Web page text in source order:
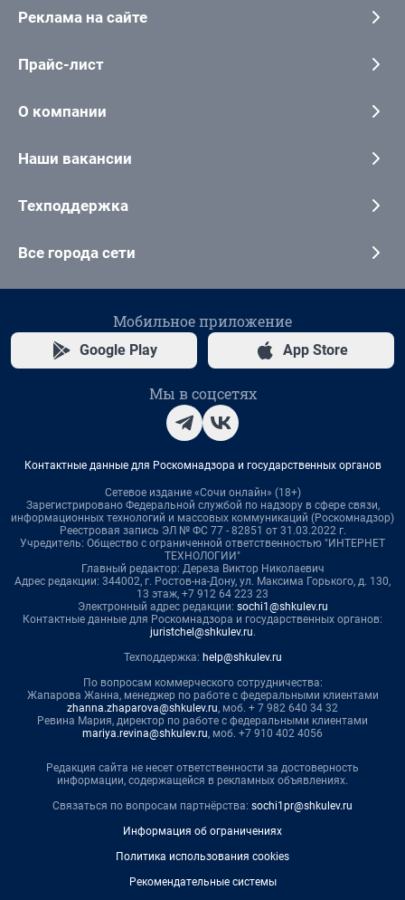
Реклама на сайте
Прайс-лист
О компании
Наши вакансии
Техподдержка
Все города сети
Мобильное приложение
Google Play App Store
Мы в соцсетях
Контактные данные для Роскомнадзора и государственных органов
Сетевое издание «Сочи онлайн» (18+)
Зарегистрировано Федеральной службой по надзору в сфере связи,
информационных технологий и массовых коммуникаций (Роскомнадзор)
Реестровая запись ЭЛ № ФС 77 - 82851 от 31.03.2022 г.
Учредитель: Общество с ограниченной ответственностью "ИНТЕРНЕТ
ТЕХНОЛОГИИ"
Главный редактор: Дереза Виктор Николаевич
Адрес редакции: 344002, г. Ростов-на-Дону, ул. Максима Горького, д. 130,
13 этаж, +7 912 64 223 23
Электронный адрес редакции: sochi1@shkulev.ru
Контактные данные для Роскомнадзора и государственных органов:
juristchel@shkulev.ru.
Техподдержка: help@shkulev.ru
По вопросам коммерческого сотрудничества:
Жапарова Жанна, менеджер по работе с федеральными клиентами
zhanna.zhaparova@shkulev.ru, моб. + 7 982 640 34 32
Ревина Мария, директор по работе с федеральными клиентами
mariya.revina@shkulev.ru, моб. +7 910 402 4056
Редакция сайта не несет ответственности за достоверность
информации, содержащейся в рекламных объявлениях.
Связаться по вопросам партнёрства: sochi1pr@shkulev.ru
Информация об ограничениях
Политика использования cookies
Рекомендательные системы